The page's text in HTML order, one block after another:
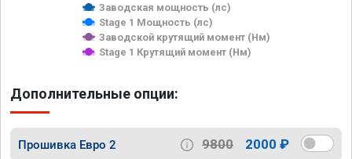
Заводская мощность (лс)
Stage 1 Мощность (лс)
Заводской крутящий момент (Нм)
Stage 1 Крутящий момент (Нм)
Дополнительные опции:
Прошивка Евро 2 9800 2000 ₽